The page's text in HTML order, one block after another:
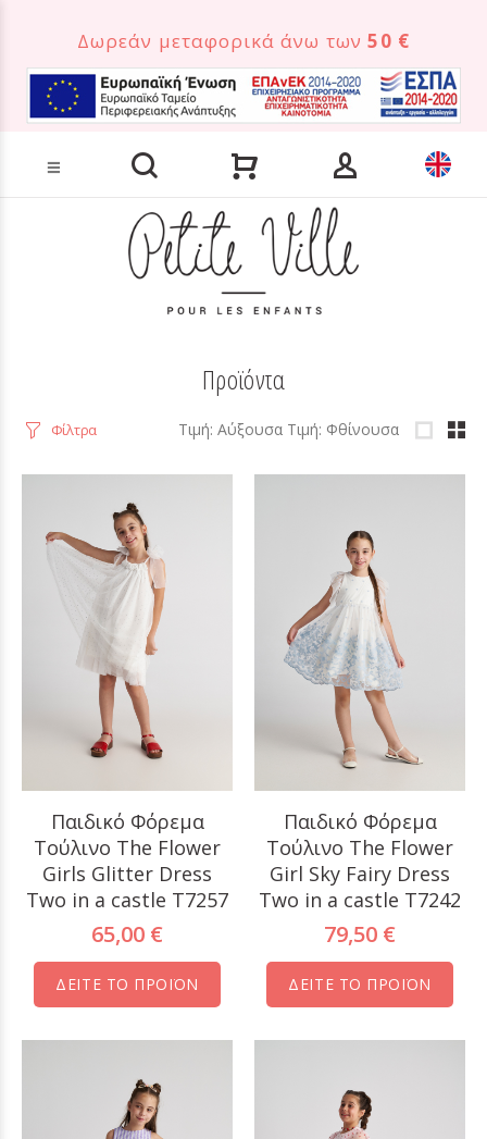
Δωρεάν μεταφορικά άνω των50 €
Προϊόντα
Φίλτρα Τιμή: Αύξουσα Τιμή: Φθίνουσα
Παιδικό Φόρεμα
Tούλινο The Flower
Girls Glitter Dress
Two in a castle T7257
65,00 €
ΔΕΙΤΕ ΤΟ ΠΡΟΪΟΝ
Παιδικό Φόρεμα
Τούλινο The Flower
Girl Sky Fairy Dress
Two in a castle T7242
79,50 €
ΔΕΙΤΕ ΤΟ ΠΡΟΪΟΝ